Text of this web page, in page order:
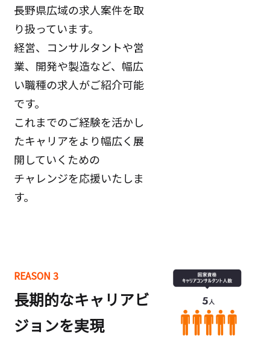
長野県広域の求人案件を取
り扱っています。
経営、コンサルタントや営
業、開発や製造など、幅広
い職種の求人がご紹介可能
です。
これまでのご経験を活かし
たキャリアをより幅広く展
開していくための
チャレンジを応援いたしま
す。
REASON 3
長期的なキャリアビ
ジョンを実現